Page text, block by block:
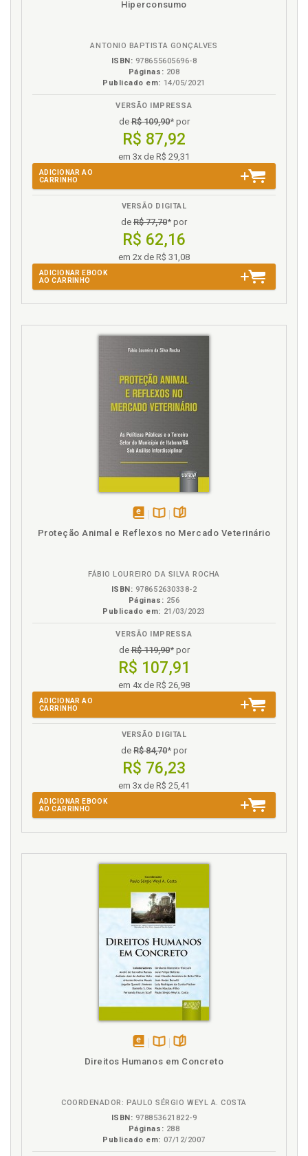
eBook
Hiperconsumo
ANTONIO BAPTISTA GONÇALVES
ISBN: 978655605696-8
Páginas: 208
Publicado em: 14/05/2021
VERSÃO IMPRESSA
deR$ 109,90* por
R$ 87,92
em 3x de R$ 29,31
ADICIONAR AO
CARRINHO
VERSÃO DIGITAL
de R$ 77,70* por
R$ 62,16
em 2x de R$ 31,08
ADICIONAR EBOOK
AO CARRINHO
disponível páginas
Proteção Animal e Reflexos no Mercado Veterinário
FÁBIO LOUREIRO DA SILVA ROCHA
ISBN: 978652630338-2
Páginas: 256
Publicado em: 21/03/2023
VERSÃO IMPRESSA
deR$ 119,90* por
R$ 107,91
em 4x de R$ 26,98
ADICIONAR AO
CARRINHO
VERSÃO DIGITAL
de R$ 84,70* por
R$ 76,23
em 3x de R$ 25,41
ADICIONAR EBOOK
AO CARRINHO
Direitos Humanos em Concreto
COORDENADOR: PAULO SÉRGIO WEYL A. COSTA
ISBN: 978853621822-9
Páginas: 288
Publicado em: 07/12/2007